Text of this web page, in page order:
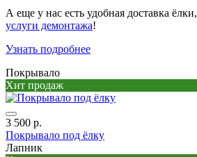
А еще у нас есть удобная доставка ёлки,
услуги демонтажа!
Узнать подробнее
Покрывало
Хит продаж
3 500 р.
Покрывало под ёлку
Лапник